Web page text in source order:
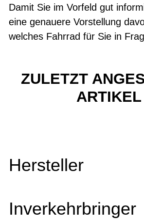
Damit Sie im Vorfeld gut
eine genauere Vorstellung
welches Fahrrad für Sie in
ZULETZT
ARTIKEL
Hersteller
Inverkehrbringer